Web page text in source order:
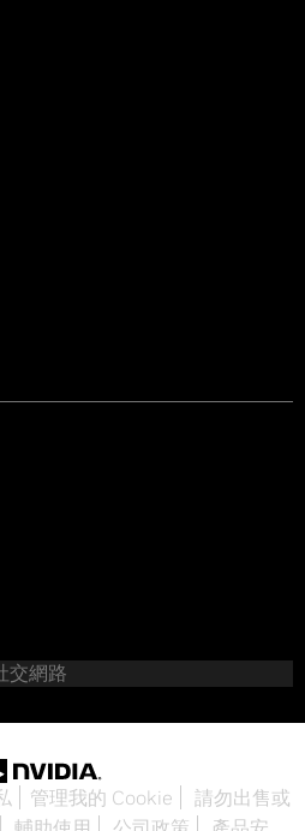
交網路
管理我的 Cookie
請勿出售或